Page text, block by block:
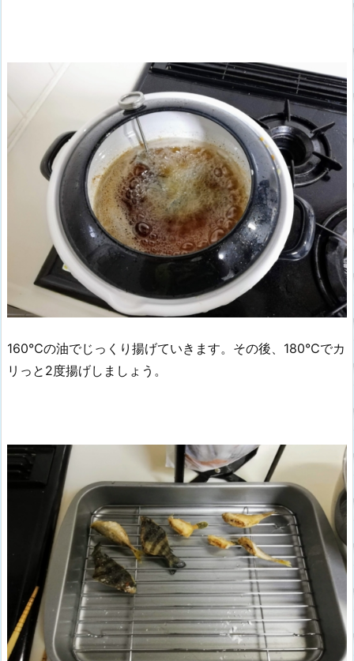
160℃の油でじっくり揚げていきます。その後、180℃でカ
リっと2度揚げしましょう。